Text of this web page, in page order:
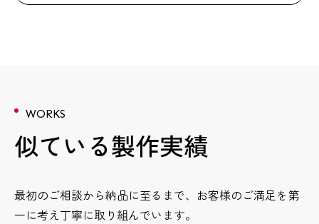
WORKS
似ている製作実績
最初のご相談から納品に至るまで、お客様のご満足を第
一に考え丁寧に取り組んでいます。